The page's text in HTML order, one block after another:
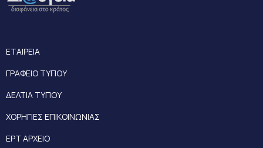
ΕΤΑΙΡΕΙΑ
ΓΡΑΦΕΙΟ ΤΥΠΟΥ
ΔΕΛΤΙΑ ΤΥΠΟΥ
ΧΟΡΗΓΙΕΣ ΕΠΙΚΟΙΝΩΝΙΑΣ
ΕΡΤ ΑΡΧΕΙΟ